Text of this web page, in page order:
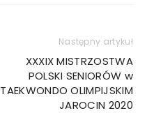
Następny artykuł
XXXIX MISTRZOSTWA
POLSKI SENIORÓW w
TAEKWONDO OLIMPIJSKIM
JAROCIN 2020